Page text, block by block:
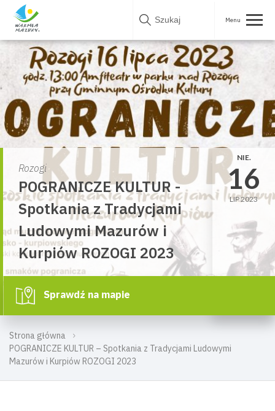
Skip
Strona główna
POGRANICZE KULTUR – Spotkania z Tradycjami Ludowymi
Mazurów i Kurpiów ROZOGI 2023
Rozogi
POGRANICZE KULTUR -
Spotkania z Tradycjami
Ludowymi Mazurów i
Kurpiów ROZOGI 2023
NIE.
16
LIP 2023
Sprawdź na mapie